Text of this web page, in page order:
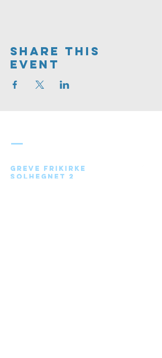
Share This
Event
Greve Frikirke
Solhegnet 2